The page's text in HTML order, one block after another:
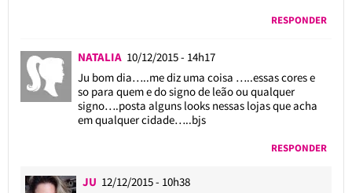
RESPONDER
NATALIA 10/12/2015 - 14h17
Ju bom dia…..me diz uma coisa …..essas cores e
so para quem e do signo de leão ou qualquer
signo….posta alguns looks nessas lojas que acha
em qualquer cidade…..bjs
RESPONDER
JU 12/12/2015 - 10h38